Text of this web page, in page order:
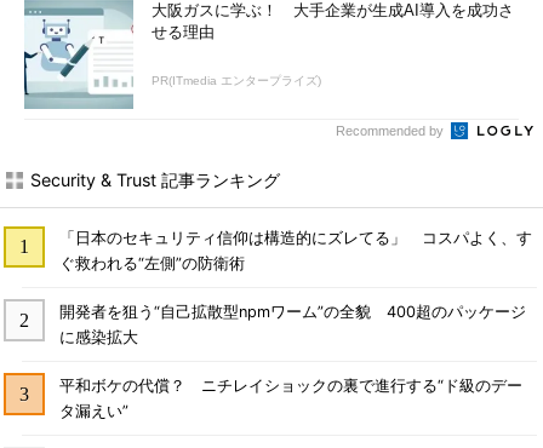
大阪ガスに学ぶ！ 大手企業が生成AI導入を成功さ
せる理由
PR(ITmedia エンタープライズ)
Recommended by
Security & Trust 記事ランキング
「日本のセキュリティ信仰は構造的にズレてる」 コスパよく、す
ぐ救われる“左側”の防衛術
開発者を狙う“自己拡散型npmワーム”の全貌 400超のパッケージ
に感染拡大
平和ボケの代償？ ニチレイショックの裏で進行する“ド級のデー
タ漏えい”